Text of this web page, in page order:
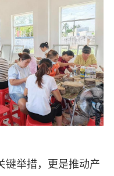
键举措，更是推动产